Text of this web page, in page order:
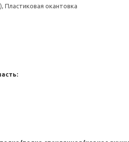
Пластиковая окантовка